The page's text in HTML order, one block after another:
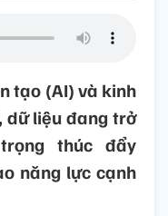
tạo (AI) và kinh
dữ liệu đang trở
thúc đẩy
năng lực cạnh